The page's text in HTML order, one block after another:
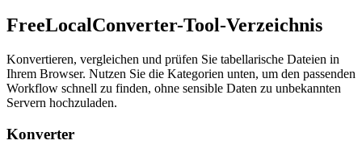
FreeLocalConverter-Tool-Verzeichnis
Konvertieren, vergleichen und prüfen Sie tabellarische Dateien in
Ihrem Browser. Nutzen Sie die Kategorien unten, um den passenden
Workflow schnell zu finden, ohne sensible Daten zu unbekannten
Servern hochzuladen.
Konverter